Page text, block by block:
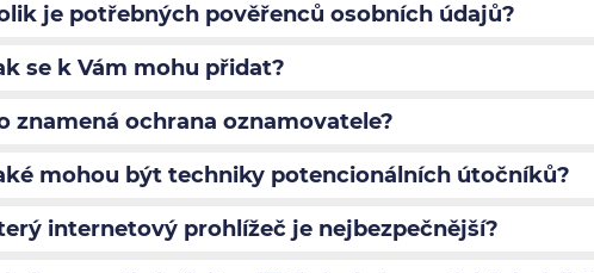
je potřebných pověřenců osobních údajů?
se k Vám mohu přidat?
znamená ochrana oznamovatele?
mohou být techniky potencionálních útočníků?
internetový prohlížeč je nejbezpečnější?